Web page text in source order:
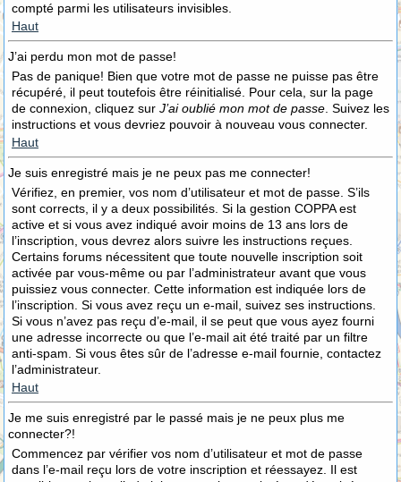
compté parmi les utilisateurs invisibles.
Haut
J’ai perdu mon mot de passe!
Pas de panique! Bien que votre mot de passe ne puisse pas être
récupéré, il peut toutefois être réinitialisé. Pour cela, sur la page
de connexion, cliquez sur J’ai oublié mon mot de passe . Suivez les
instructions et vous devriez pouvoir à nouveau vous connecter.
Haut
Je suis enregistré mais je ne peux pas me connecter!
Vérifiez, en premier, vos nom d’utilisateur et mot de passe. S’ils
sont corrects, il y a deux possibilités. Si la gestion COPPA est
active et si vous avez indiqué avoir moins de 13 ans lors de
l’inscription, vous devrez alors suivre les instructions reçues.
Certains forums nécessitent que toute nouvelle inscription soit
activée par vous-même ou par l’administrateur avant que vous
puissiez vous connecter. Cette information est indiquée lors de
l’inscription. Si vous avez reçu un e-mail, suivez ses instructions.
Si vous n’avez pas reçu d’e-mail, il se peut que vous ayez fourni
une adresse incorrecte ou que l’e-mail ait été traité par un filtre
anti-spam. Si vous êtes sûr de l’adresse e-mail fournie, contactez
l’administrateur.
Haut
Je me suis enregistré par le passé mais je ne peux plus me
connecter?!
Commencez par vérifier vos nom d’utilisateur et mot de passe
dans l’e-mail reçu lors de votre inscription et réessayez. Il est